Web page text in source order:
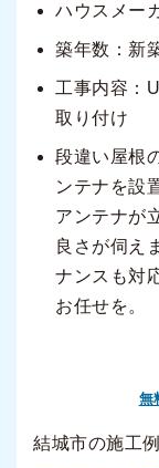
ハウスメー
築年数：新
工事内容：
取り付け
段違い屋根
ンテナを設
アンテナが
良さが伺え
ナンスも対
お任せを。
無
結城市の施工